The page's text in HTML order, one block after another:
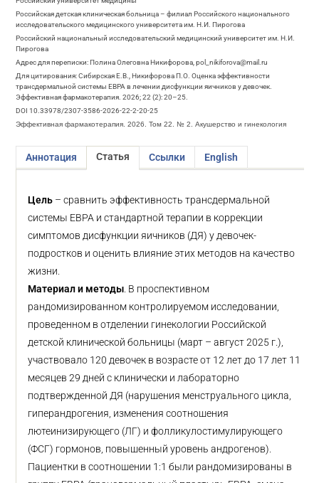
Российская детская клиническая больница – филиал Российского национального
исследовательского медицинского университета им. Н.И. Пирогова
Российский национальный исследовательский медицинский университет им. Н.И.
Пирогова
Адрес для переписки: Полина Олеговна Никифорова, pol_nikiforova@mail.ru
Для цитирования: Сибирская Е.В., Никифорова П.О. Оценка эффективности
трансдермальной системы ЕВРА в лечении дисфункции яичников у девочек.
Эффективная фармакотерапия. 2026; 22 (2): 20–25.
DOI 10.33978/2307-3586-2026-22-2-20-25
Эффективная фармакотерапия. 2026. Том 22. № 2. Акушерство и гинекология
Аннотация Статья Ссылки English
Цель – сравнить эффективность трансдермальной
системы ЕВРА и стандартной терапии в коррекции
симптомов дисфункции яичников (ДЯ) у девочек-
подростков и оценить влияние этих методов на качество
жизни.
Материал и методы . В проспективном
рандомизированном контролируемом исследовании,
проведенном в отделении гинекологии Российской
детской клинической больницы (март – август 2025 г.),
участвовало 120 девочек в возрасте от 12 лет до 17 лет 11
месяцев 29 дней с клинически и лабораторно
подтвержденной ДЯ (нарушения менструального цикла,
гиперандрогения, изменения соотношения
лютеинизирующего (ЛГ) и фолликулостимулирующего
(ФСГ) гормонов, повышенный уровень андрогенов).
Пациентки в соотношении 1:1 были рандомизированы в